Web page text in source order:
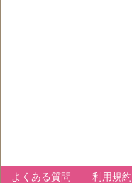
よくある質問 利用規約